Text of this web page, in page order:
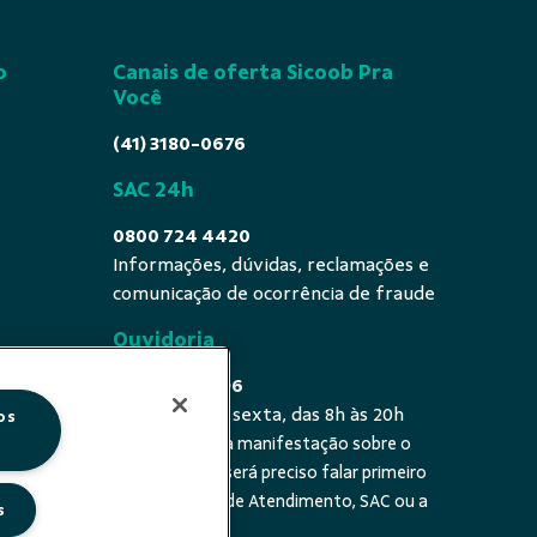
- De
Canais de oferta Sicoob Pra
Você
(41) 3180-0676
SAC 24h
0800 724 4420
Informações, dúvidas, reclamações e
comunicação de ocorrência de fraude
Ouvidoria
0800 725 0996
De segunda a sexta, das 8h às 20h
É a sua primeira manifestação sobre o
tema? Se sim, será preciso falar primeiro
com a Central de Atendimento, SAC ou a